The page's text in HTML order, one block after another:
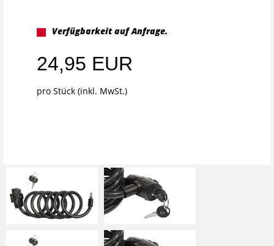
Verfügbarkeit auf Anfrage.
24,95 EUR
pro Stück (inkl. MwSt.)